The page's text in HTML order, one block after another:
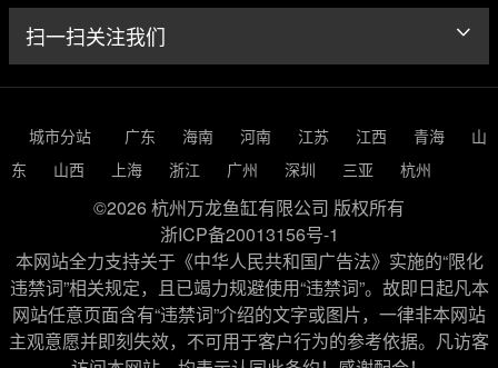
扫一扫关注我们
城市分站 广东 海南 河南 江苏 江西 青海
山
东
山西 上海 浙江 广州 深圳 三亚 杭州
©2026 杭州万龙鱼缸有限公司 版权所有
浙ICP备20013156号-1
本网站全力支持关于《中华人民共和国广告法》实施的“限化
违禁词”相关规定，且已竭力规避使用“违禁词”。故即日起凡本
网站任意页面含有“违禁词”介绍的文字或图片，一律非本网站
主观意愿并即刻失效，不可用于客户行为的参考依据。凡访客